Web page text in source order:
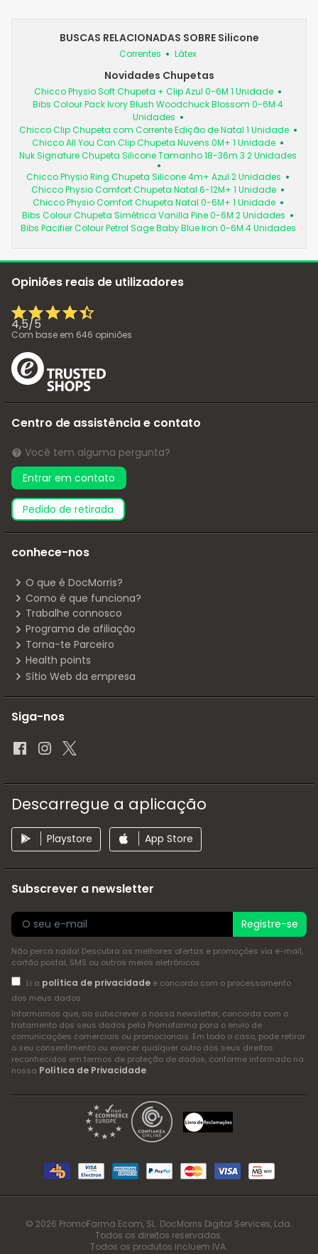
BUSCAS RELACIONADAS SOBRE Silicone
Correntes Látex
Novidades Chupetas
Chicco Physio Soft Chupeta + Clip Azul 0-6M 1 Unidade
Bibs Colour Pack Ivory Blush Woodchuck Blossom 0-6M 4
Unidades
Chicco Clip Chupeta com Corrente Edição de Natal 1 Unidade
Chicco All You Can Clip Chupeta Nuvens 0M+ 1 Unidade
Nuk Signature Chupeta Silicone Tamanho 18-36m 3 2 Unidades
Chicco Physio Ring Chupeta Silicone 4m+ Azul 2 Unidades
Chicco Physio Comfort Chupeta Natal 6-12M+ 1 Unidade
Chicco Physio Comfort Chupeta Natal 0-6M+ 1 Unidade
Bibs Colour Chupeta Simétrica Vanilla Pine 0-6M 2 Unidades
Bibs Pacifier Colour Petrol Sage Baby Blue Iron 0-6M 4 Unidades
Opiniões reais de utilizadores
4,5/5
Com base em 646 opiniões
Centro de assistência e contato
Você tem alguma pergunta?
Entrar em contato
pedido de retirada
conhece-nos
O que é DocMorris?
Como é que funciona?
Trabalhe connosco
Programa de afiliação
Torna-te Parceiro
Health points
Sítio Web da empresa
Siga-nos
Descarregue a aplicação
Playstore App Store
Subscrever a newsletter
Registre-se
Não perca nada! Descubra as melhores ofertas e promoções via e-mail,
cartão postal, SMS ou outros meios eletrónicos
Li a política de privacidadee concordo com o processamento
dos meus dados
Informamos que, ao subscrever a nossa newsletter, concorda com o
tratamento dos seus dados pela Promofarma para o envio de
comunicações comerciais ou promocionais. Em todo o caso, pode retirar
o seu consentimento ou exercer qualquer outro dos seus direitos
reconhecidos em termos de proteção de dados, conforme informado na
nossa Política de Privacidade.
© 2026 PromoFarma Ecom, SL. DocMorris Digital Services, Lda.
Todos os direitos reservados.
Todos os produtos incluem IVA.